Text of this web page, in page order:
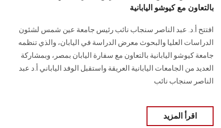
بالتعاون مع كيوشو اليابانية
افتتح أ.د. عبد الناصر سنجاب نائب رئيس جامعة عين شمس لشئون
الدراسات العليا والبحوث معرض الدراسة في اليابان، والذي تنظمه
جامعة كيوشو اليابانية بالتعاون مع سفارة اليابان بمصر، وبمشاركة
العديد من الجامعات اليابانية العريقة واستقبل الوفد الياباني أ.د عبد
الناصر سنجاب نائب
اقرأ المزيد